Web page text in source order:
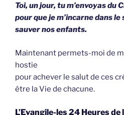
Toi, un jour, tu m’envoyas du
pour que je m’incarne dans le
sauver nos enfants.
Maintenant permets-moi de
hostie
pour achever le salut de ces
être la Vie de chacune.
L’Evangile-les 24 Heures